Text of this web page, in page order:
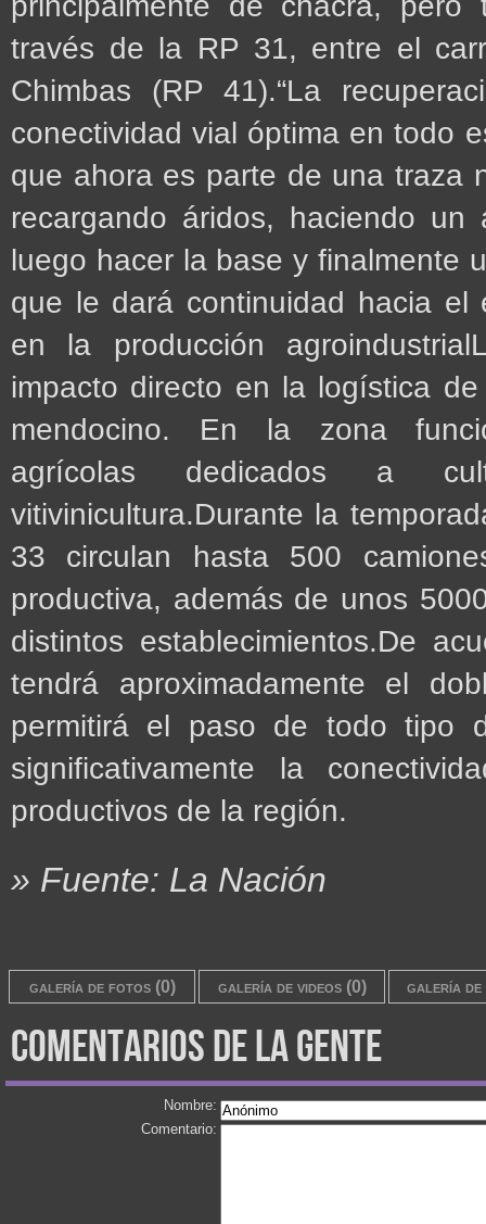
través de la RP 31, entre el
Chimbas (RP 41).“La
conectividad vial óptima en todo
que ahora es parte de una traza
recargando áridos, haciendo
luego hacer la base y finalmente
que le dará continuidad hacia el
en la producción
impacto directo en la logística
mendocino. En la zona
agrícolas dedicados a
vitivinicultura.Durante la
33 circulan hasta 500
productiva, además de unos
distintos establecimientos.De
tendrá aproximadamente el
permitirá el paso de todo tipo
significativamente la
productivos de la región.
» Fuente: La Nación
galería de fotos (0) galería de videos (0) galería de
comentarios de la gente
Nombre:
Comentario: